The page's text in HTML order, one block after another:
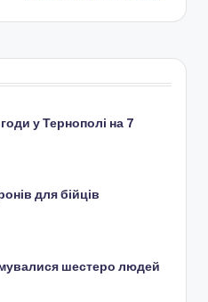
у Тернополі на 7
для бійців
шестеро людей